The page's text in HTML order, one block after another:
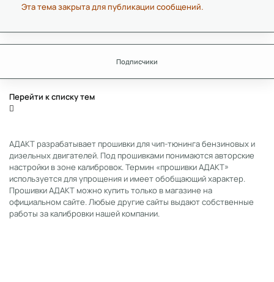
Эта тема закрыта для публикации сообщений.
Подписчики
Перейти к списку тем
АДАКТ разрабатывает прошивки для чип-тюнинга бензиновых и
дизельных двигателей. Под прошивками понимаются авторские
настройки в зоне калибровок. Термин «прошивки АДАКТ»
используется для упрощения и имеет обобщающий характер.
Прошивки АДАКТ можно купить только в магазине на
официальном сайте. Любые другие сайты выдают собственные
работы за калибровки нашей компании.